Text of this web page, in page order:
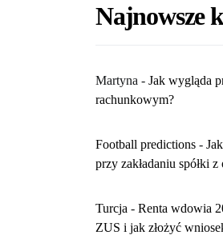
Najnowsze
Martyna - ​Jak wygląda
rachunkowym?
Football predictions -
przy zakładaniu spółki
Turcja - Renta wdowia
ZUS i jak złożyć